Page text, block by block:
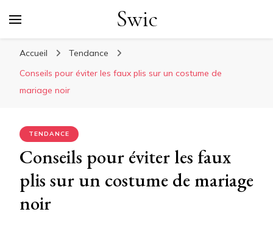
Swic
Accueil
Tendance
Conseils pour éviter les faux plis sur un costume de
mariage noir
TENDANCE
Conseils pour éviter les faux
plis sur un costume de mariage
noir